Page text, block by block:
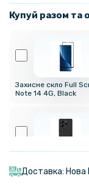
Купуй разом та
Захисне скло Full
Note 14 4G, Black
Доставка: